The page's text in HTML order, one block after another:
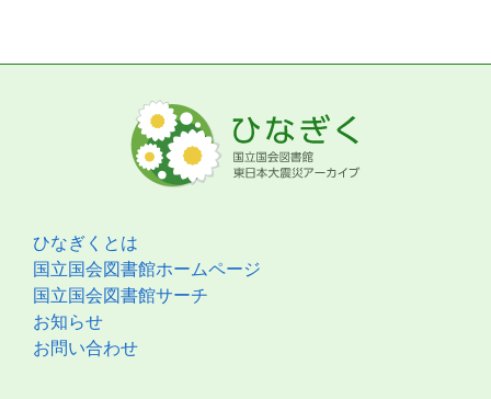
ひなぎくとは
国立国会図書館ホームページ
国立国会図書館サーチ
お知らせ
お問い合わせ